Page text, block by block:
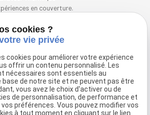
en couverture.
lequipe3.jpg)
:
cookies ?
vie privée
cookies pour améliorer votre expérience
offrir un contenu personnalisé. Les
nécessaires sont essentiels au
de notre site et ne peuvent pas être
vous avez le choix d'activer ou de
de personnalisation, de performance et
préférences. Vous pouvez modifier vos
à tout moment en cliquant sur le lien